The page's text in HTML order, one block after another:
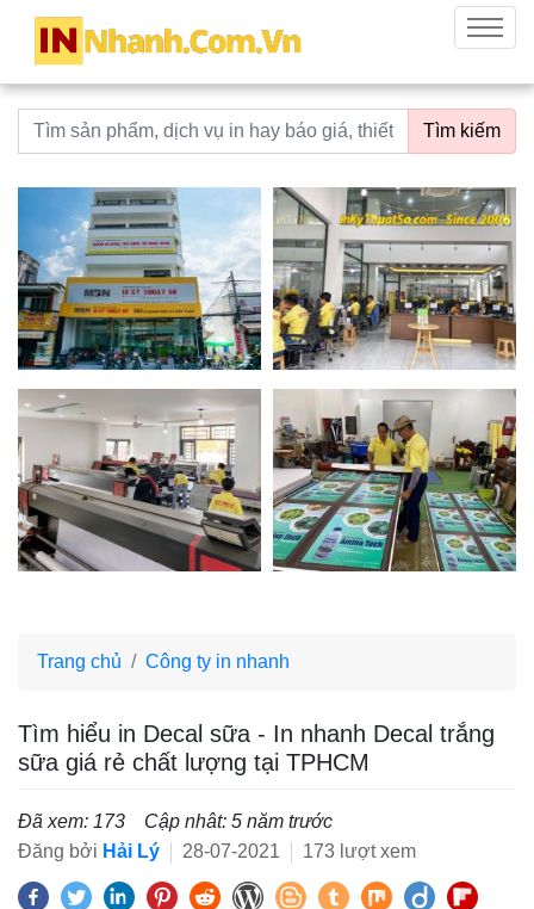
innhanh.com.vn
Menu
Từ khoá tìm kiếm Tìm kiếm
Trang chủ Công ty in nhanh
Tìm hiểu in Decal sữa - In nhanh Decal trắng
sữa giá rẻ chất lượng tại TPHCM
Đã xem: 173
Cập nhât: 5 năm trước
Đăng bởi Hải Lý 28-07-2021 173 lượt xem